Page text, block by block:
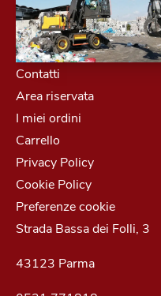
Contatti
Area riservata
I miei ordini
Carrello
Privacy Policy
Cookie Policy
Preferenze cookie
Strada Bassa dei Folli, 3
43123 Parma